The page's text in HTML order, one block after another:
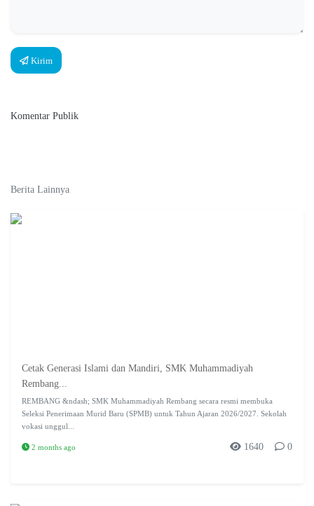
Kirim
Komentar Publik
Berita Lainnya
Cetak Generasi Islami dan Mandiri, SMK Muhammadiyah
Rembang...
REMBANG &ndash; SMK Muhammadiyah Rembang secara resmi membuka
Seleksi Penerimaan Murid Baru (SPMB) untuk Tahun Ajaran 2026/2027. Sekolah
vokasi unggul...
2 months ago 0
1640